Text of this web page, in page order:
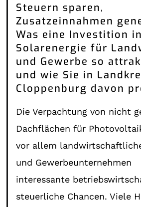
Steuern sparen,
Zusatzeinnahmen
Was eine Investition in
Solarenergie für
und Gewerbe so
und wie Sie in
Cloppenburg davon
Die Verpachtung von nicht
Dachflächen für
vor allem
und Gewerbeunternehmen
interessante
steuerliche Chancen. Viele